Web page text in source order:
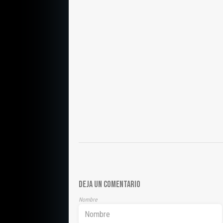
DEJA UN COMENTARIO
Nombre